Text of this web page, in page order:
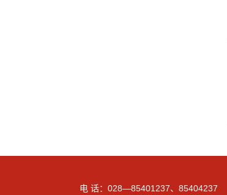
电 话：028—85401237、85404237